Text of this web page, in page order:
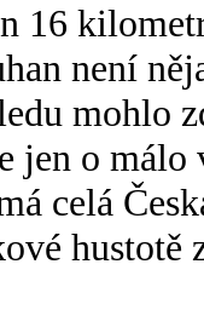
16
není
mohlo
jen o
celá
hustotě